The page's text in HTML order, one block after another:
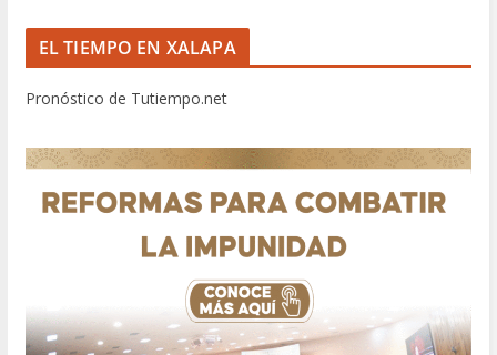
EL TIEMPO EN XALAPA
Pronóstico de Tutiempo.net